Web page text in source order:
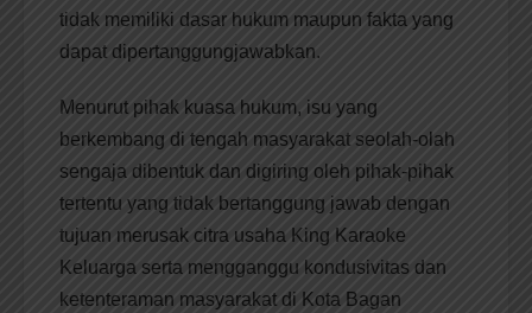
tidak memiliki dasar hukum maupun fakta yang
dapat dipertanggungjawabkan.
Menurut pihak kuasa hukum, isu yang
berkembang di tengah masyarakat seolah-olah
sengaja dibentuk dan digiring oleh pihak-pihak
tertentu yang tidak bertanggung jawab dengan
tujuan merusak citra usaha King Karaoke
Keluarga serta mengganggu kondusivitas dan
ketenteraman masyarakat di Kota Bagan